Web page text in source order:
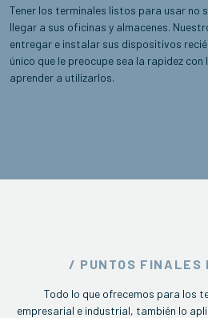
Tener los terminales listos para usar no
llegar a sus oficinas y almacenes.
entregar e instalar sus dispositivos
único que le preocupe sea la rapidez con
aprender a utilizarlos.
/ PUNTOS FINALES
Todo lo que ofrecemos para los
empresarial e industrial, también lo